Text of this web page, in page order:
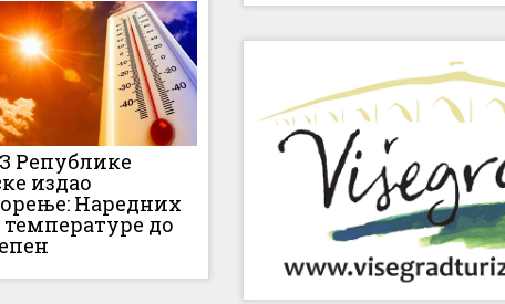
Републике
издао
Наредних
температуре до